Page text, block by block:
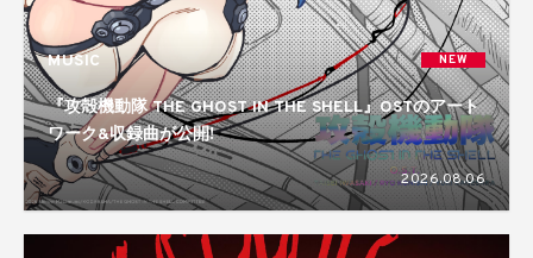
MUSIC NEW
『攻殻機動隊 THE GHOST IN THE SHELL』OSTのアート
ワーク&収録曲が公開!
2026.08.06